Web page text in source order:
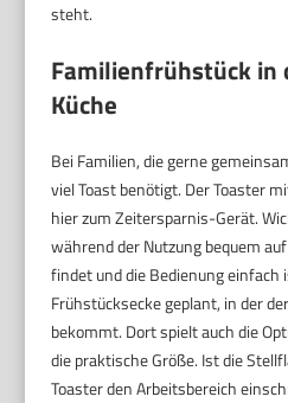
steht.
Familienfrühstück in
Küche
Bei Familien, die gerne
viel Toast benötigt. Der Toaster
hier zum Zeitersparnis-Gerät.
während der Nutzung bequem
findet und die Bedienung
Frühstücksecke geplant, in der
bekommt. Dort spielt auch die
die praktische Größe. Ist die
Toaster den Arbeitsbereich